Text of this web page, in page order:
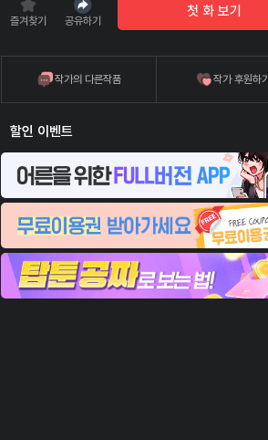
즐겨찾기 공유하기
첫 화 보기
작가의 다른작품 작가 후원하기
할인 이벤트